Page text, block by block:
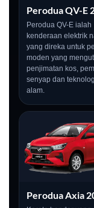
Perodua QV-E
Perodua QV-E ialah
kenderaan elektrik
yang direka untuk
moden yang
penjimatan kos,
senyap dan
alam.
Perodua Axia